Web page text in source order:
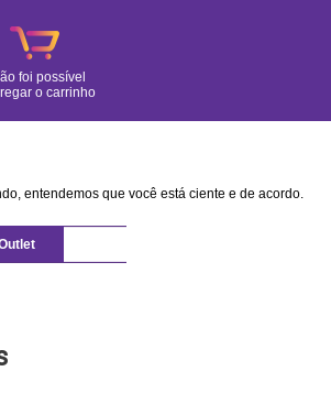
foi possível
o carrinho
entendemos que você está ciente e de acordo.